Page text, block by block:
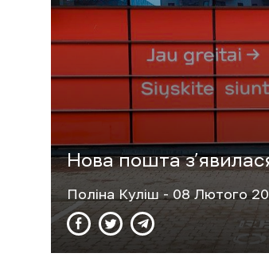
Нова пошта
Поліна Куліш- 08 Лютого